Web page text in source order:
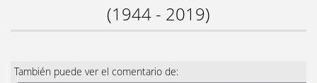
(1944 - 2019)
También puede ver el comentario de: